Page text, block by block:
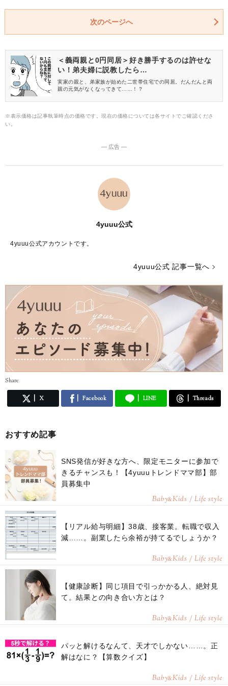
次のページへ
＜義両親と0円同居＞好き勝手するのは許せな
い！弟夫婦に説教したら…
実家の親と、弟家族が始めた二世帯住宅での同居。だんだんと両
親の元気がなくなってきて……！？
※表示価格は記事執筆時点の価格です。現在の価格については各サイトでご確認くださ
い。
― 広告 ―
4yuuu公式
4yuuu公式アカウントです。
4yuuu公式 記事一覧へ
Share
X Facebook LINE Threads
おすすめ記事
SNS発信が好きな方へ、限定モニターに参加で
きるチャンスも！【4yuuuトレンドママ部】部
員募集中
Baby&Kids / Life style
【リアル給与明細】38歳、接客業。転職で収入
減……。副業したら余裕が持てるでしょうか？
Baby&Kids / Life style
【健康診断】同じ項目で引っかかる人、絶対見
て。結果との向き合い方とは？
Baby&Kids / Life style
パッと解けるなんて、天才でしかない……。正
解はなに？【算数クイズ】
Baby&Kids / Life style